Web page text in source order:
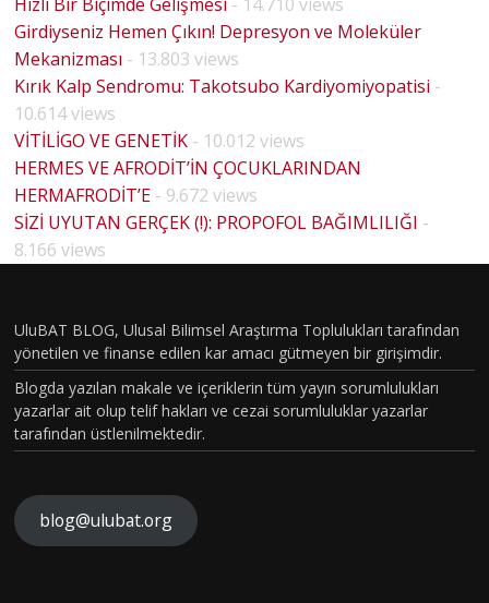
Girdiyseniz Hemen Çıkın! Depresyon ve Moleküler
Mekanizması - 13.803 views
Kırık Kalp Sendromu: Takotsubo Kardiyomiyopatisi -
10.614 views
VİTİLİGO VE GENETİK - 10.012 views
HERMES VE AFRODİT’İN ÇOCUKLARINDAN
HERMAFRODİT’E - 9.672 views
SİZİ UYUTAN GERÇEK (!): PROPOFOL BAĞIMLILIĞI -
8.166 views
UluBAT BLOG, Ulusal Bilimsel Araştırma Toplulukları tarafından
yönetilen ve finanse edilen kar amacı gütmeyen bir girişimdir.
Blogda yazılan makale ve içeriklerin tüm yayın sorumlulukları
yazarlar ait olup telif hakları ve cezai sorumluluklar yazarlar
tarafından üstlenilmektedir.
blog@ulubat.org
BİYOLO
JİK
TOPLU
MSAL
CİNSİYE
T
MLARIN
IN
HOUSE
MD
BÖLÜM
VAKASI
GERÇEK
OLDU :
TÜRKİY